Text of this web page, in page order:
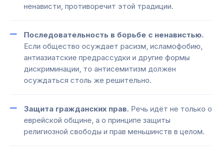
ненависти, противоречит этой традиции.
Последовательность в борьбе с ненавистью.
Если общество осуждает расизм, исламофобию,
антиазиатские предрассудки и другие формы
дискриминации, то антисемитизм должен
осуждаться столь же решительно.
Защита гражданских прав. Речь идёт не только о
еврейской общине, а о принципе защиты
религиозной свободы и прав меньшинств в целом.